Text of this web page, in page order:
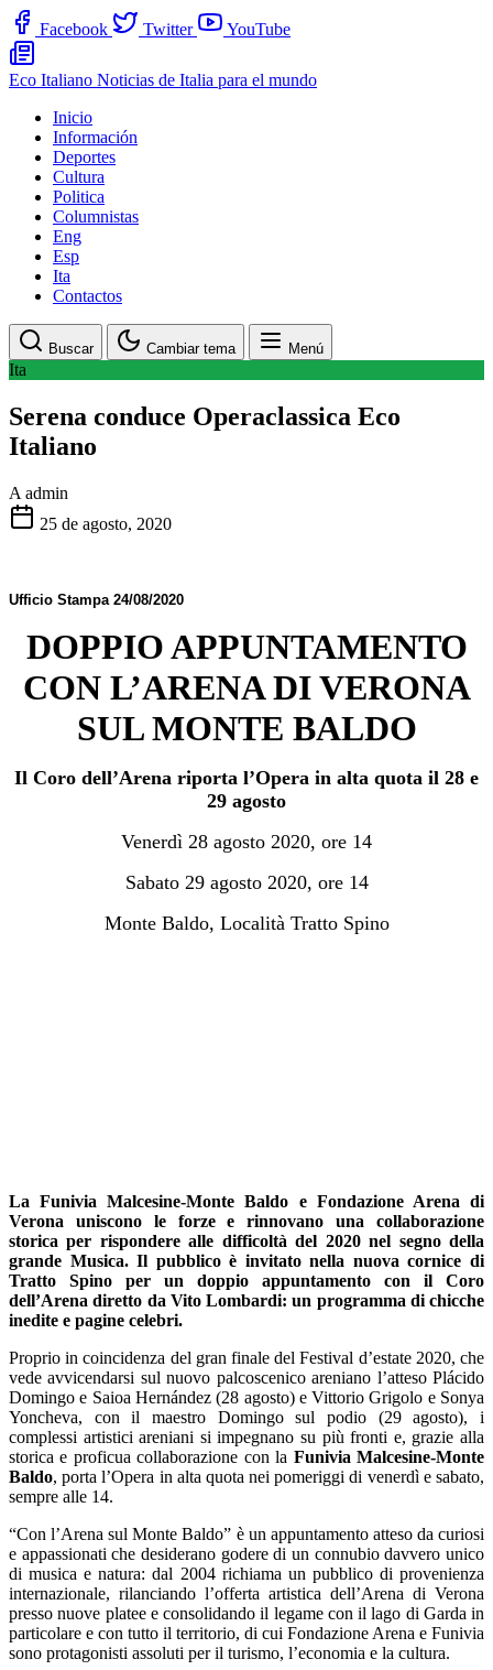
Facebook Twitter YouTube
Eco Italiano Noticias de Italia para el mundo
Inicio
Información
Deportes
Cultura
Politica
Columnistas
Eng
Esp
Ita
Contactos
Buscar Cambiar tema Menú
Ita
Serena conduce Operaclassica Eco
Italiano
A admin
25 de agosto, 2020
Ufficio Stampa 24/08/2020
DOPPIO APPUNTAMENTO
CON L’ARENA DI VERONA
SUL MONTE BALDO
Il Coro dell’Arena riporta l’Opera in alta quota il 28 e
29 agosto
Venerdì 28 agosto 2020, ore 14
Sabato 29 agosto 2020, ore 14
Monte Baldo, Località Tratto Spino
LaFunivia Malcesine-Monte Baldo e Fondazione Arena di
Verona uniscono le forze e rinnovano una collaborazione
storica per rispondere alle difficoltà del 2020 nel segno della
grande Musica. Il pubblico è invitato nella nuova cornice di
Tratto Spino per un doppio appuntamento con il Coro
dell’Arena diretto da Vito Lombardi: un programma di chicche
inedite e pagine celebri.
Proprio in coincidenza del gran finale del Festival d’estate 2020, che
vede avvicendarsi sul nuovo palcoscenico areniano l’atteso Plácido
Domingo e Saioa Hernández (28 agosto) e Vittorio Grigolo e Sonya
Yoncheva, con il maestro Domingo sul podio (29 agosto), i
complessi artistici areniani si impegnano su più fronti e, grazie alla
storica e proficua collaborazione con la Funivia Malcesine-Monte
Baldo, porta l’Opera in alta quota nei pomeriggi di venerdì e sabato,
sempre alle 14.
“Con l’Arena sul Monte Baldo” è un appuntamento atteso da curiosi
e appassionati che desiderano godere di un connubio davvero unico
di musica e natura: dal 2004 richiama un pubblico di provenienza
internazionale, rilanciando l’offerta artistica dell’Arena di Verona
presso nuove platee e consolidando il legame con il lago di Garda in
particolare e con tutto il territorio, di cui Fondazione Arena e Funivia
sono protagonisti assoluti per il turismo, l’economia e la cultura.